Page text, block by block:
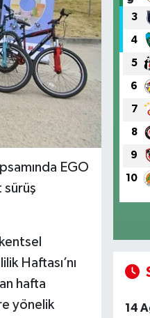
EGO
sürüş
Haftası’nı
hafta
yönelik
3
4
5
6
7
8
9
10
14